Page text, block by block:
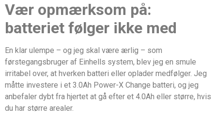
Vær opmærksom på:
batteriet følger ikke med
En klar ulempe – og jeg skal være ærlig – som
førstegangsbruger af Einhells system, blev jeg en smule
irritabel over, at hverken batteri eller oplader medfølger. Jeg
måtte investere i et 3.0Ah Power-X Change batteri, og jeg
anbefaler dybt fra hjertet at gå efter et 4.0Ah eller større, hvis
du har større arealer.